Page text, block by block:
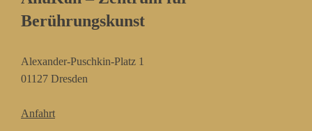
Berührungskunst
Alexander-Puschkin-Platz 1
01127 Dresden
Anfahrt